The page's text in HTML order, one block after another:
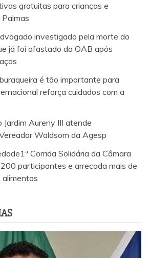
gratuitas para crianças e
investigado pela morte do
já foi afastado da OAB após
é tão importante para
reforça cuidados com a
Aureny III atende
Waldsom da Agesp
Corrida Solidária da Câmara
participantes e arrecada mais de
alimentos